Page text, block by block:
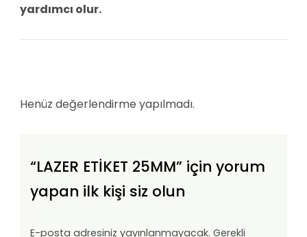
yardımcı olur.
Henüz değerlendirme yapılmadı.
“LAZER ETİKET 25MM” için yorum
yapan ilk kişi siz olun
E-posta adresiniz yayınlanmayacak. Gerekli